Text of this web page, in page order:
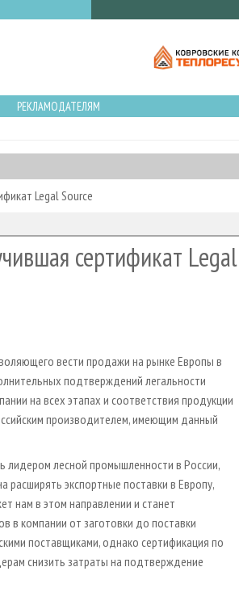
РЕКЛАМОДАТЕЛЯМ
Legal Source
сертификат Legal
вести продажи на рынке Европы в
подтверждений легальности
на всех этапах и соответствия продукции
производителем, имеющим данный
лидером лесной промышленности в России,
расширять экспортные поставки в Европу,
нам в этом направлении и станет
в компании от заготовки до поставки
поставщиками, однако сертификация по
снизить затраты на подтверждение